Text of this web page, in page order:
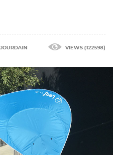
VIEWS (122598)